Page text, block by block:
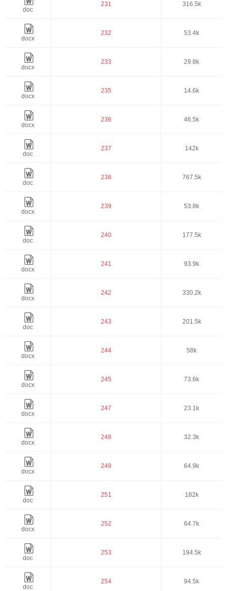
doc
231 316.5k
docx
232 53.4k
docx
233 29.8k
docx
235 14.6k
docx
236 46.5k
doc
237 142k
doc
238 767.5k
docx
239 53.8k
doc
240 177.5k
docx
241 93.9k
docx
242 330.2k
doc
243 201.5k
docx
244 58k
docx
245 73.6k
docx
247 23.1k
docx
248 32.3k
docx
249 64.9k
doc
251 182k
docx
252 64.7k
doc
253 194.5k
doc
254 94.5k